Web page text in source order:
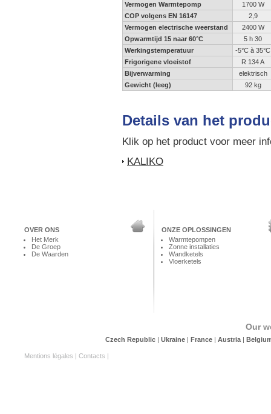
Vermogen Warmtepomp
1700 W
COP volgens EN 16147
2,9
Vermogen electrische weerstand
2400 W
Opwarmtijd 15 naar 60°C
5 h 30
Werkingstemperatuur
-5°C à 35°C
Frigorigene vloeistof
R 134 A
Bijverwarming
elektrisch
Gewicht (leeg)
92 kg
Details van het
Klik op het product voor meer
KALIKO
OVER ONS
Het Merk
De Groep
De Waarden
ONZE OPLOSSINGEN
Warmtepompen
Zonne installaties
Wandketels
Vloerketels
Our
Czech Republic | Ukraine | France | Austria |
Mentions légales | Contacts |